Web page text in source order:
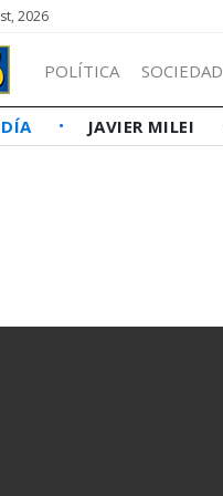
2026
POLÍTICA SOCIEDAD
JAVIER MILEI